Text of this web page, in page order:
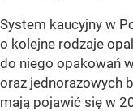
System kaucyjny w
o kolejne rodzaje
do niego opakowań
oraz jednorazowych
mają pojawić się w